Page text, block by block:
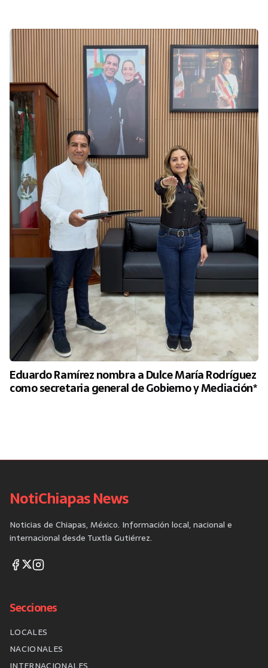
Eduardo Ramírez nombra a Dulce María Rodríguez
como secretaria general de Gobierno y Mediación*
NotiChiapas News
Noticias de Chiapas, México. Información local, nacional e
internacional desde Tuxtla Gutiérrez.
Secciones
LOCALES
NACIONALES